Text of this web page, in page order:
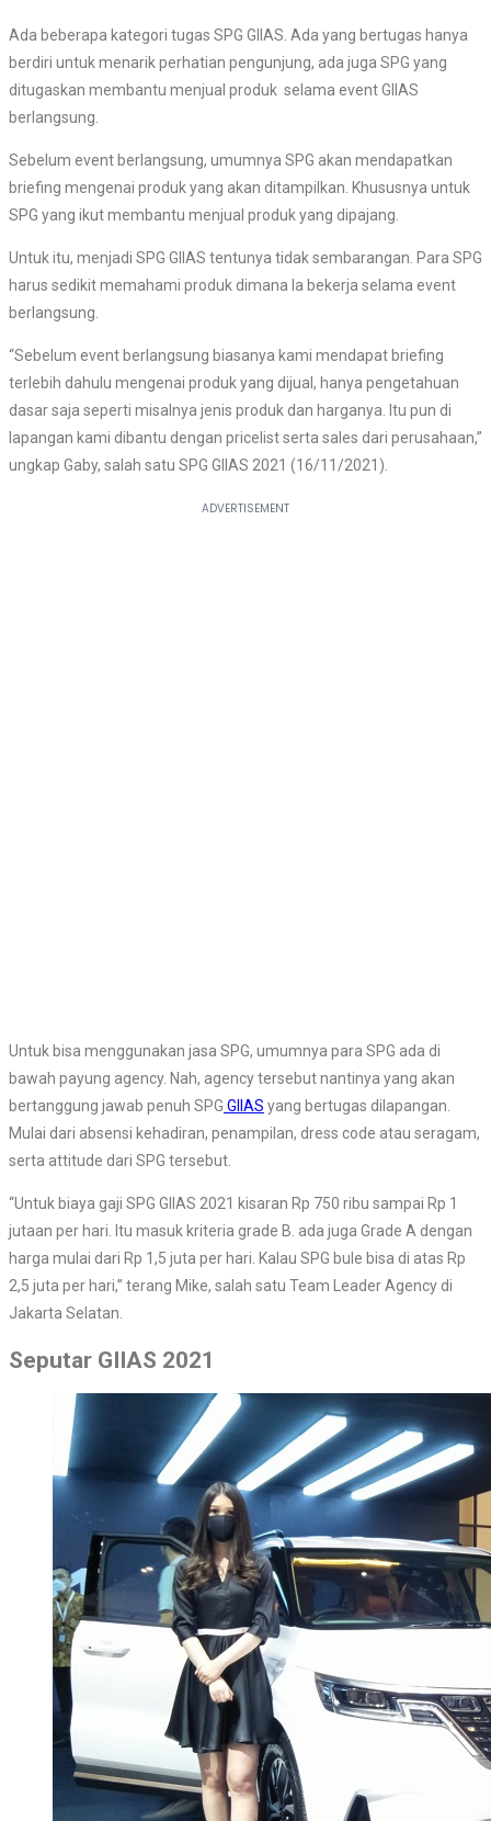
Ada beberapa kategori tugas SPG GIIAS. Ada yang bertugas hanya
berdiri untuk menarik perhatian pengunjung, ada juga SPG yang
ditugaskan membantu menjual produk selama event GIIAS
berlangsung.
Sebelum event berlangsung, umumnya SPG akan mendapatkan
briefing mengenai produk yang akan ditampilkan. Khususnya untuk
SPG yang ikut membantu menjual produk yang dipajang.
Untuk itu, menjadi SPG GIIAS tentunya tidak sembarangan. Para SPG
harus sedikit memahami produk dimana Ia bekerja selama event
berlangsung.
“Sebelum event berlangsung biasanya kami mendapat briefing
terlebih dahulu mengenai produk yang dijual, hanya pengetahuan
dasar saja seperti misalnya jenis produk dan harganya. Itu pun di
lapangan kami dibantu dengan pricelist serta sales dari perusahaan,”
ungkap Gaby, salah satu SPG GIIAS 2021 (16/11/2021).
Untuk bisa menggunakan jasa SPG, umumnya para SPG ada di
bawah payung agency. Nah, agency tersebut nantinya yang akan
bertanggung jawab penuh SPG GIIAS yang bertugas dilapangan.
Mulai dari absensi kehadiran, penampilan, dress code atau seragam,
serta attitude dari SPG tersebut.
“Untuk biaya gaji SPG GIIAS 2021 kisaran Rp 750 ribu sampai Rp 1
jutaan per hari. Itu masuk kriteria grade B. ada juga Grade A dengan
harga mulai dari Rp 1,5 juta per hari. Kalau SPG bule bisa di atas Rp
2,5 juta per hari,” terang Mike, salah satu Team Leader Agency di
Jakarta Selatan.
Seputar GIIAS 2021